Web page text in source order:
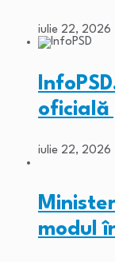
iulie 22, 2026
oficială
iulie 22, 2026
modul